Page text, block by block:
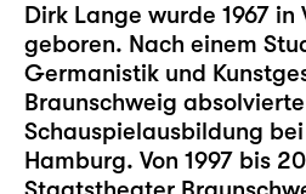
Dirk Lange wurde 1967
geboren. Nach einem
Germanistik und
Braunschweig
Schauspielausbildung
Hamburg. Von 1997 bis